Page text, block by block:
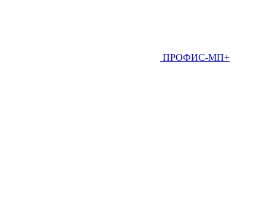
ПРОФИС-МП+